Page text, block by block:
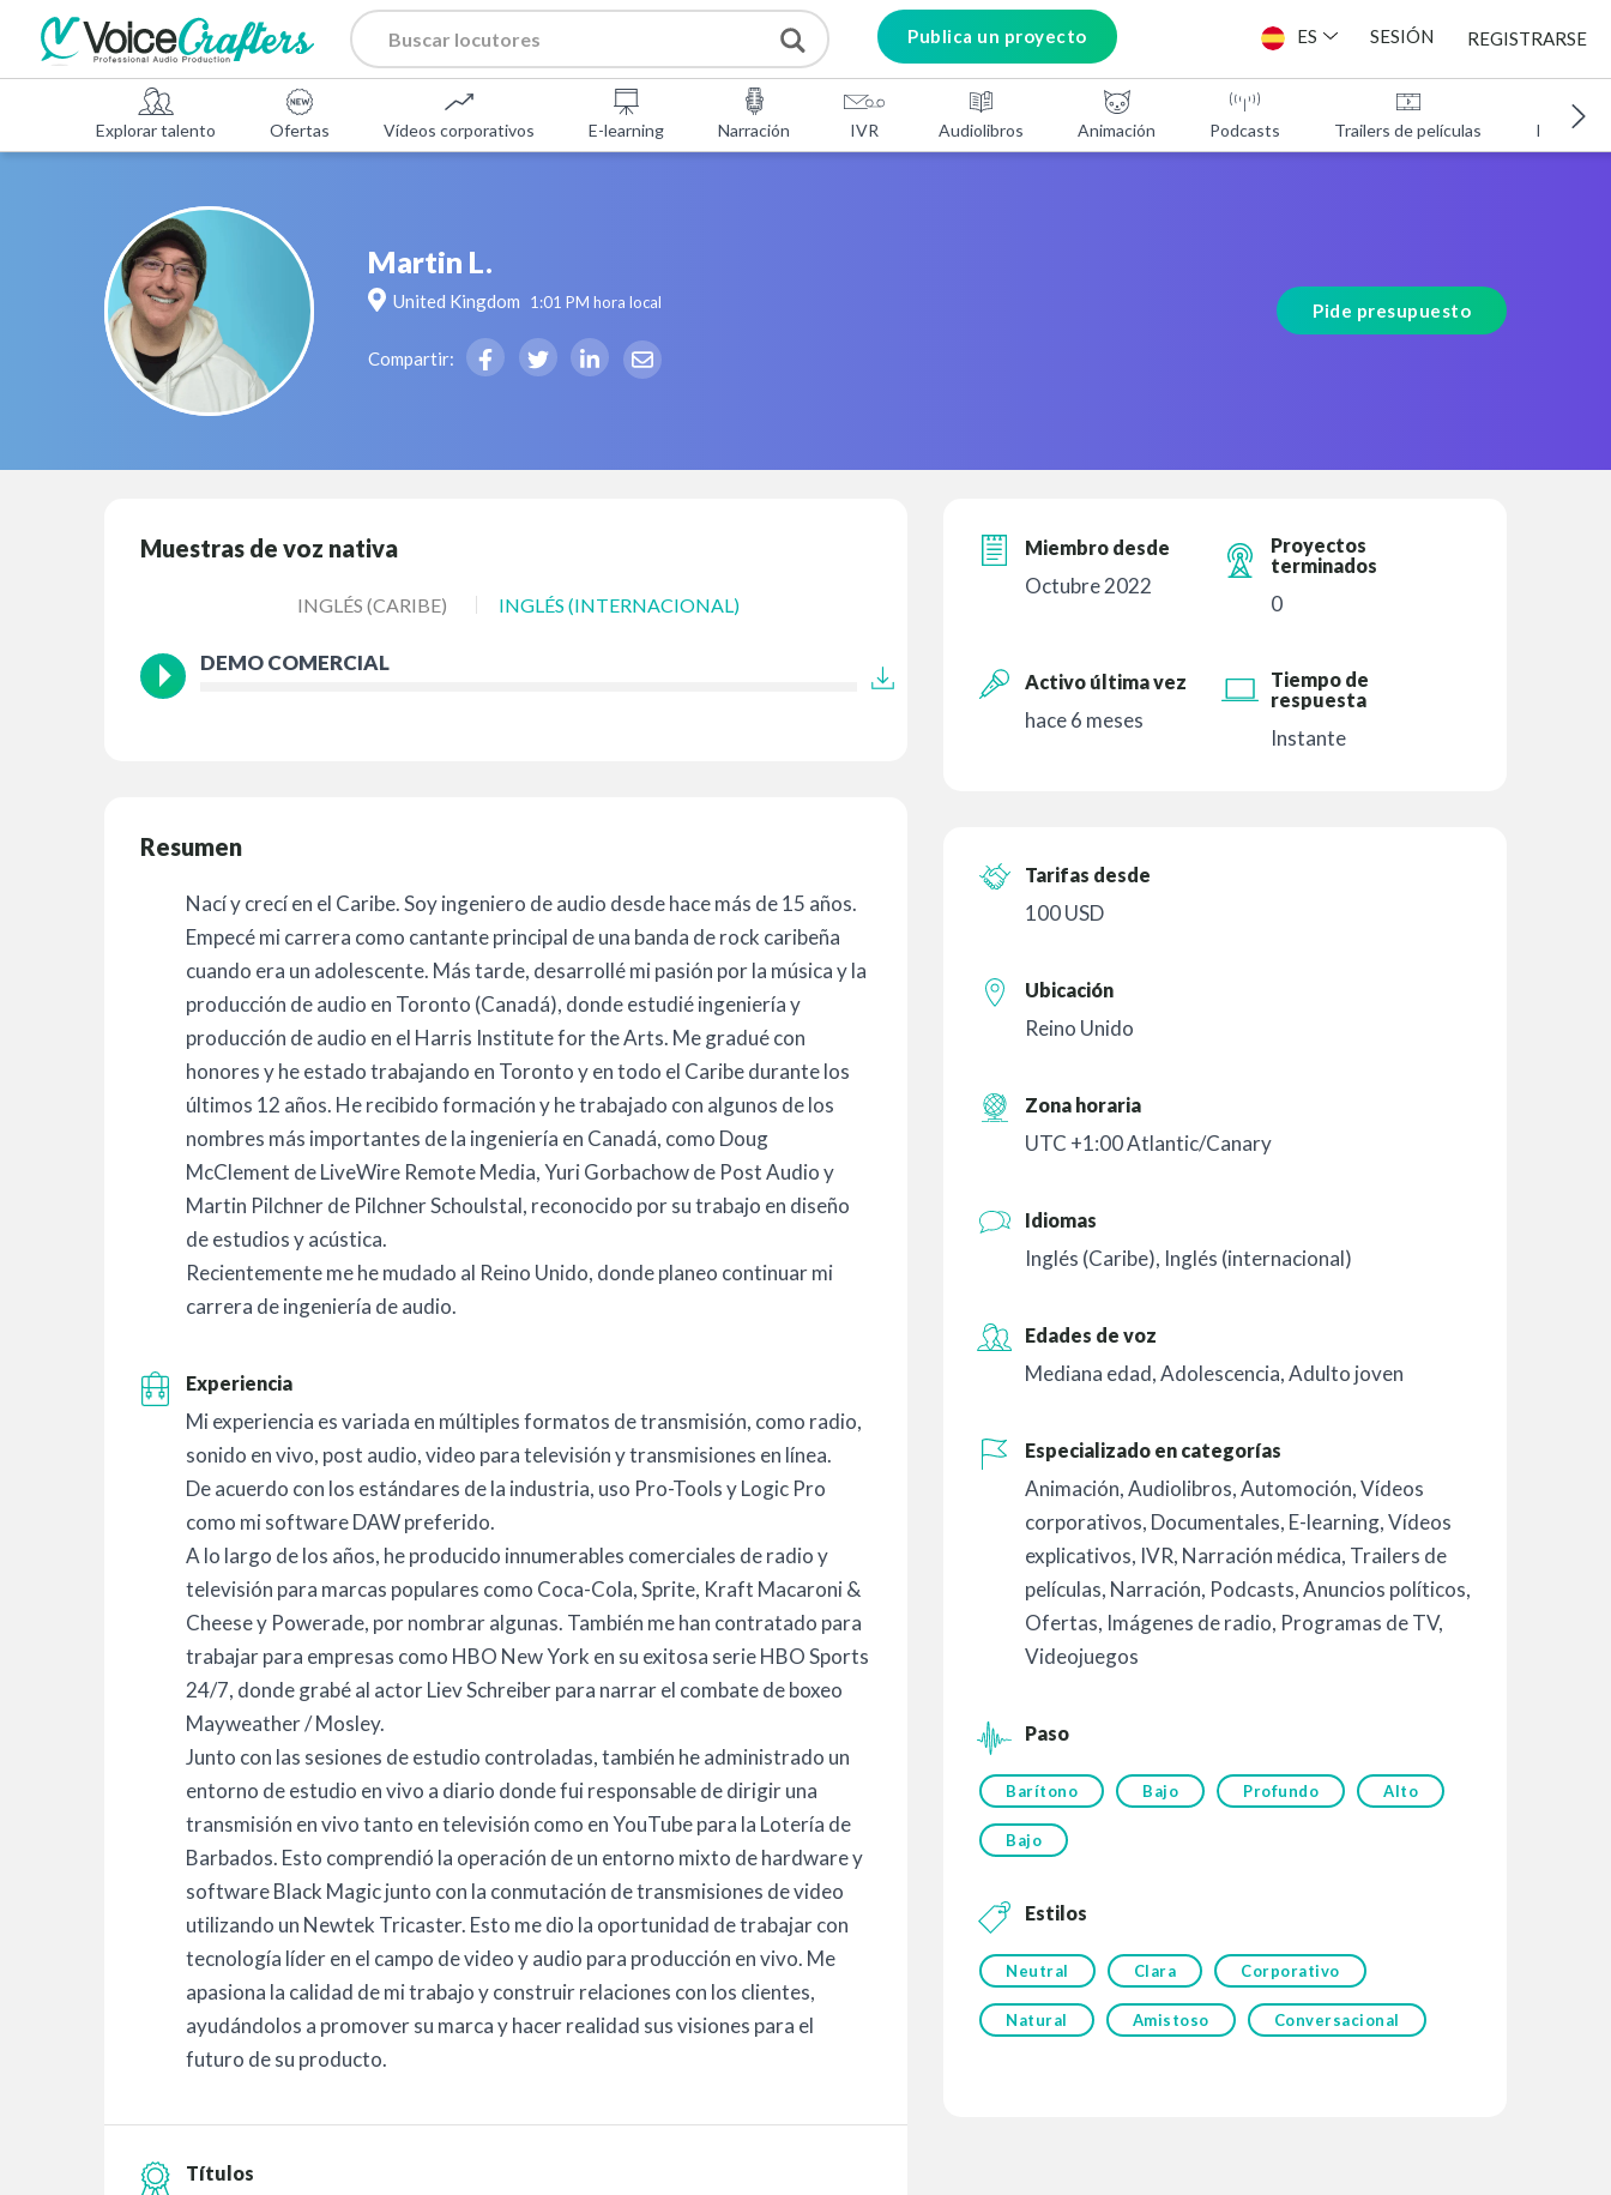
Publica un proyecto ES SESIÓN REGISTRARSE
Explorar talento Ofertas Vídeos corporativos E-learning Narración IVR Audiolibros Animación Podcasts Trailers de películas
Martin L.
United Kingdom 1:01 PM hora local
Compartir:
Pide presupuesto
Muestras de voz nativa
INGLÉS (CARIBE) INGLÉS (INTERNACIONAL)
DEMO COMERCIAL
Resumen
Nací y crecí en el Caribe. Soy ingeniero de audio desde hace más de 15 años.
Empecé mi carrera como cantante principal de una banda de rock caribeña
cuando era un adolescente. Más tarde, desarrollé mi pasión por la música y la
producción de audio en Toronto (Canadá), donde estudié ingeniería y
producción de audio en el Harris Institute for the Arts. Me gradué con
honores y he estado trabajando en Toronto y en todo el Caribe durante los
últimos 12 años. He recibido formación y he trabajado con algunos de los
nombres más importantes de la ingeniería en Canadá, como Doug
McClement de LiveWire Remote Media, Yuri Gorbachow de Post Audio y
Martin Pilchner de Pilchner Schoulstal, reconocido por su trabajo en diseño
de estudios y acústica.
Recientemente me he mudado al Reino Unido, donde planeo continuar mi
carrera de ingeniería de audio.
Experiencia
Mi experiencia es variada en múltiples formatos de transmisión, como radio,
sonido en vivo, post audio, video para televisión y transmisiones en línea.
De acuerdo con los estándares de la industria, uso Pro-Tools y Logic Pro
como mi software DAW preferido.
A lo largo de los años, he producido innumerables comerciales de radio y
televisión para marcas populares como Coca-Cola, Sprite, Kraft Macaroni &
Cheese y Powerade, por nombrar algunas. También me han contratado para
trabajar para empresas como HBO New York en su exitosa serie HBO Sports
24/7, donde grabé al actor Liev Schreiber para narrar el combate de boxeo
Mayweather / Mosley.
Junto con las sesiones de estudio controladas, también he administrado un
entorno de estudio en vivo a diario donde fui responsable de dirigir una
transmisión en vivo tanto en televisión como en YouTube para la Lotería de
Barbados. Esto comprendió la operación de un entorno mixto de hardware y
software Black Magic junto con la conmutación de transmisiones de video
utilizando un Newtek Tricaster. Esto me dio la oportunidad de trabajar con
tecnología líder en el campo de video y audio para producción en vivo. Me
apasiona la calidad de mi trabajo y construir relaciones con los clientes,
ayudándolos a promover su marca y hacer realidad sus visiones para el
futuro de su producto.
Títulos
Miembro desde
Octubre 2022
Proyectos
terminados
0
Activo última vez
hace 6 meses
Tiempo de
respuesta
Instante
Tarifas desde
100 USD
Ubicación
Reino Unido
Zona horaria
UTC +1:00 Atlantic/Canary
Idiomas
Inglés (Caribe), Inglés (internacional)
Edades de voz
Mediana edad,Adolescencia,Adulto joven
Especializado en categorías
Animación,Audiolibros,Automoción,Vídeos
corporativos, Documentales, E-learning,Vídeos
explicativos, IVR, Narración médica, Trailers de
películas, Narración, Podcasts,Anuncios políticos,
Ofertas, Imágenes de radio, Programas de TV,
Videojuegos
Paso
Barítono Bajo Profundo Alto
Bajo
Estilos
Neutral Clara Corporativo
Natural Amistoso Conversacional